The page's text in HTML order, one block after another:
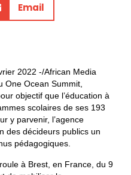
Email
2022 -/African Media
One Ocean Summit,
objectif que l’éducation à
scolaires de ses 193
y parvenir, l’agence
des décideurs publics un
pédagogiques.
à Brest, en France, du 9